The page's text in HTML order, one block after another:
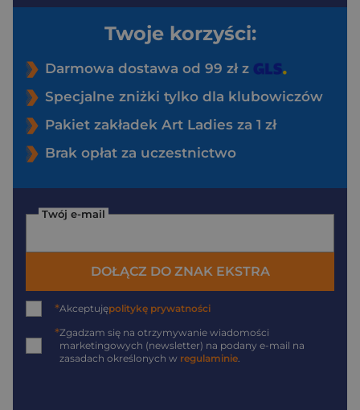
Twoje korzyści:
Darmowa dostawa od 99 zł z
Specjalne zniżki tylko dla klubowiczów
Pakiet zakładek Art Ladies za 1 zł
Brak opłat za uczestnictwo
Twój e-mail
DOŁĄCZ DO ZNAK EKSTRA
*Akceptujępolitykę prywatności
*Zgadzam się na otrzymywanie wiadomości
marketingowych (newsletter) na podany e-mail na
zasadach określonych w regulaminie